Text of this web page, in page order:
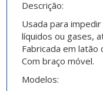
Descrição:
Usada para
líquidos ou gases,
Fabricada em latão
Com braço móvel.
Modelos: